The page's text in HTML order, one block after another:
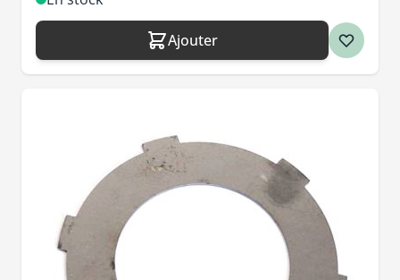
Ajouter